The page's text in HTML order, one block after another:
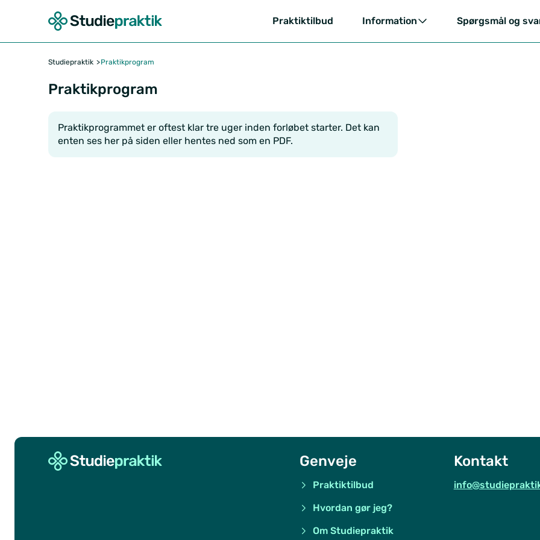
Praktiktilbud Information Spørgsmål og
Studiepraktik Praktikprogram
Praktikprogram
Praktikprogrammet er oftest klar tre uger inden forløbet starter. Det kan
enten ses her på siden eller hentes ned som en PDF.
Genveje
Praktiktilbud
Hvordan gør jeg?
Om Studiepraktik
Kontakt